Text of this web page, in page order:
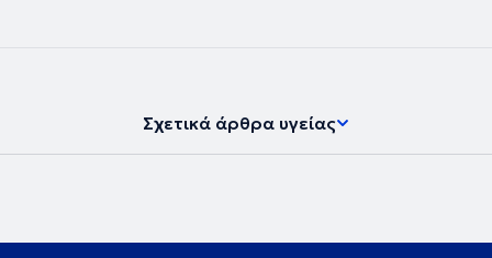
Σχετικά άρθρα υγείας